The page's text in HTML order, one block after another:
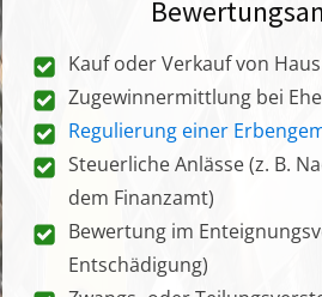
Kauf oder Verkauf von
Zugewinnermittlung bei
Regulierung einer
Steuerliche Anlässe (z. B.
dem Finanzamt)
Bewertung im
Entschädigung)